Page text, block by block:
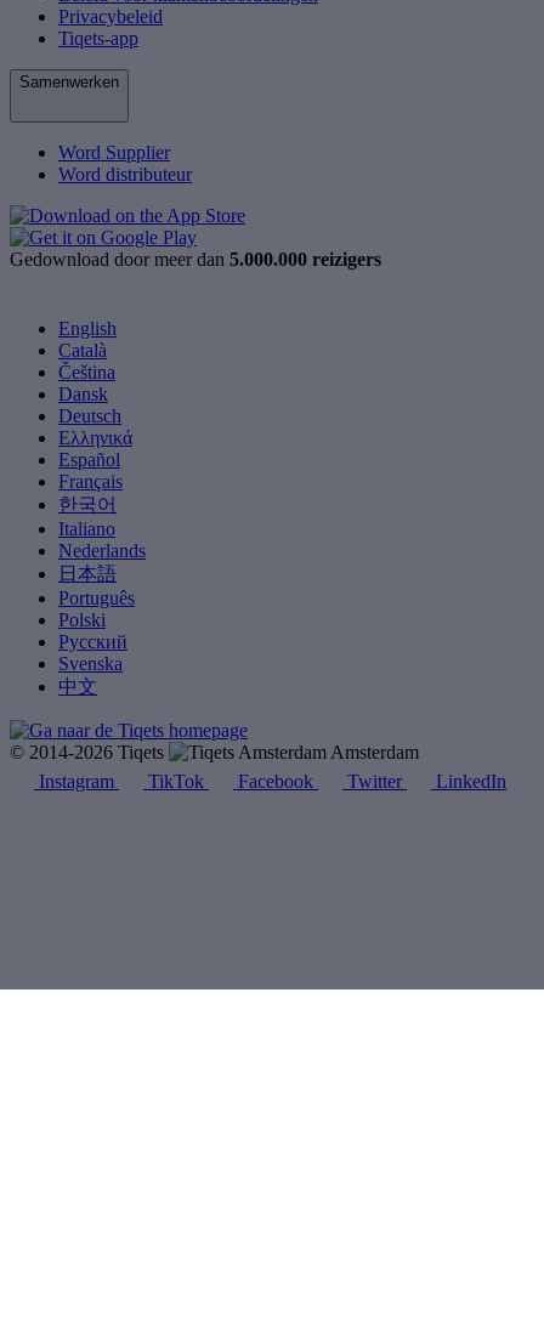
Privacybeleid
Tiqets-app
Samenwerken
Word Supplier
Word distributeur
Gedownload door meer dan 5.000.000 reizigers
English
Català
Čeština
Dansk
Deutsch
Ελληνικά
Español
Français
한국어
Italiano
Nederlands
日本語
Português
Polski
Русский
Svenska
中文
© 2014-2026 Tiqets
Amsterdam
Instagram
TikTok Facebook Twitter LinkedIn